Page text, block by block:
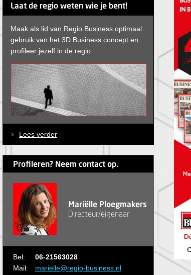
Laat de regio weten wie je bent!
Maak als lid van Regio Business optimaal
gebruik van het 3D Business concept en
profileer jezelf in de regio.
Lees verder
Profileren? Neem contact op.
Mariëlle Ploegmakers
Directeur/eigenaar
Bel:
06-21563028
Mail:
marielle@regio-business.nl